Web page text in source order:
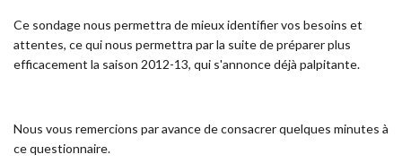
Ce sondage nous permettra de mieux identifier vos besoins et
attentes, ce qui nous permettra par la suite de préparer plus
efficacement la saison 2012-13, qui s'annonce déjà palpitante.
Nous vous remercions par avance de consacrer quelques minutes à
ce questionnaire.